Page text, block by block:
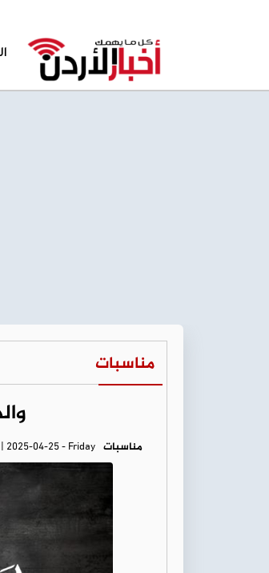
مناسبات
مناسبات 2025-04-25 - Friday